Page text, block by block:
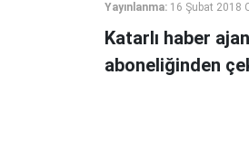
Yayınlanma: 16 Şubat 2018
Katarlı haber
aboneliğinden